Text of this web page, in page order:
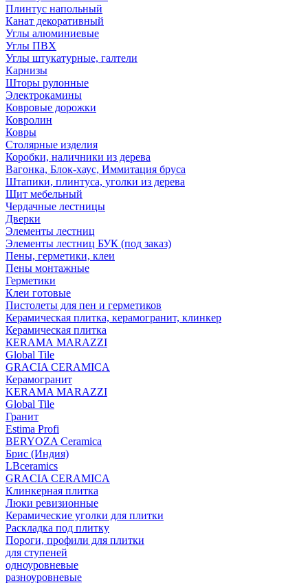
Плинтус напольный
Канат декоративный
Углы алюминиевые
Углы ПВХ
Углы штукатурные, галтели
Карнизы
Шторы рулонные
Электрокамины
Ковровые дорожки
Ковролин
Ковры
Столярные изделия
Коробки, наличники из дерева
Вагонка, Блок-хаус, Иммитация бруса
Штапики, плинтуса, уголки из дерева
Щит мебельный
Чердачные лестницы
Дверки
Элементы лестниц
Элементы лестниц БУК (под заказ)
Пены, герметики, клеи
Пены монтажные
Герметики
Клеи готовые
Пистолеты для пен и герметиков
Керамическая плитка, керамогранит, клинкер
Керамическая плитка
КЕRАМА MARAZZI
Global Tile
GRACIA CERAMICA
Керамогранит
KERAMA MARAZZI
Global Tile
Гранит
Estima Profi
BERYOZA Ceramica
Брис (Индия)
LBceramics
GRACIA CERAMICA
Клинкерная плитка
Люки ревизионные
Керамические уголки для плитки
Раскладка под плитку
Пороги, профили для плитки
для ступеней
одноуровневые
разноуровневые